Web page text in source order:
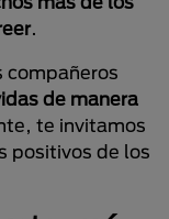
.
compañeros
de manera
te invitamos
positivos de los